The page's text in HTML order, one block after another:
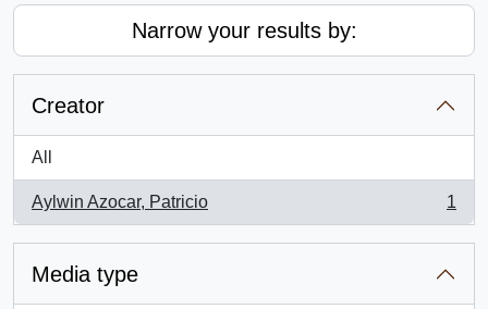
Narrow your results by:
Creator
All
Aylwin Azocar, Patricio
, 1 results
1
Media type